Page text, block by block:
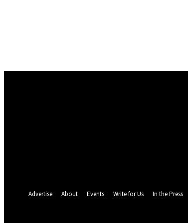
Advertise About Events Write for Us In the Press